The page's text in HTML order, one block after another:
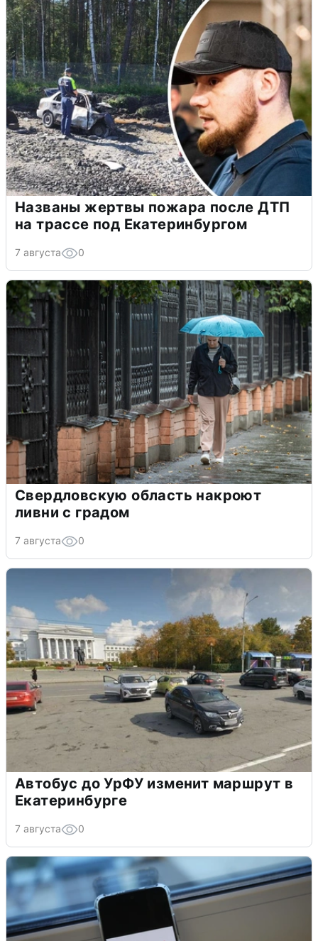
Названы жертвы пожара после ДТП
на трассе под Екатеринбургом
7 августа 0
Свердловскую область накроют
ливни с градом
7 августа 0
Автобус до УрФУ изменит маршрут в
Екатеринбурге
7 августа 0